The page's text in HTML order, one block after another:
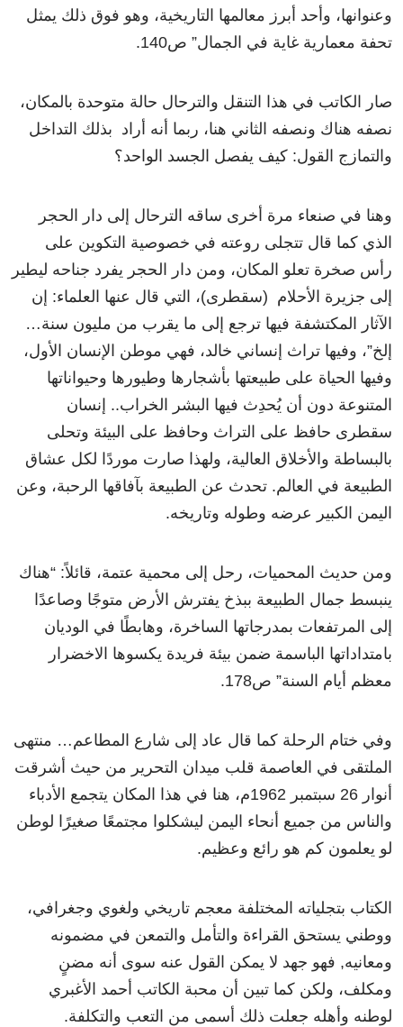
وعنوانها، وأحد أبرز معالمها التاريخية، وهو فوق ذلك يمثل
تحفة معمارية غاية في الجمال” ص140.
صار الكاتب في هذا التنقل والترحال حالة متوحدة بالمكان،
نصفه هناك ونصفه الثاني هنا، ربما أنه أراد بذلك التداخل
والتمازج القول: كيف يفصل الجسد الواحد؟
وهنا في صنعاء مرة أخرى ساقه الترحال إلى دار الحجر
الذي كما قال تتجلى روعته في خصوصية التكوين على
رأس صخرة تعلو المكان، ومن دار الحجر يفرد جناحه ليطير
إلى جزيرة الأحلام (سقطرى)، التي قال عنها العلماء: إن
الآثار المكتشفة فيها ترجع إلى ما يقرب من مليون سنة…
إلخ”، وفيها تراث إنساني خالد، فهي موطن الإنسان الأول،
وفيها الحياة على طبيعتها بأشجارها وطيورها وحيواناتها
المتنوعة دون أن يُحدِث فيها البشر الخراب.. إنسان
سقطرى حافظ على التراث وحافظ على البيئة وتحلى
بالبساطة والأخلاق العالية، ولهذا صارت موردًا لكل عشاق
الطبيعة في العالم. تحدث عن الطبيعة بآفاقها الرحبة، وعن
اليمن الكبير عرضه وطوله وتاريخه.
ومن حديث المحميات، رحل إلى محمية عتمة، قائلاً: “هناك
ينبسط جمال الطبيعة ببذخ يفترش الأرض متوجًا وصاعدًا
إلى المرتفعات بمدرجاتها الساخرة، وهابطًا في الوديان
بامتداداتها الباسمة ضمن بيئة فريدة يكسوها الاخضرار
معظم أيام السنة” ص178.
وفي ختام الرحلة كما قال عاد إلى شارع المطاعم… منتهى
الملتقى في العاصمة قلب ميدان التحرير من حيث أشرقت
أنوار 26 سبتمبر 1962م، هنا في هذا المكان يتجمع الأدباء
والناس من جميع أنحاء اليمن ليشكلوا مجتمعًا صغيرًا لوطن
لو يعلمون كم هو رائع وعظيم.
الكتاب بتجلياته المختلفة معجم تاريخي ولغوي وجغرافي،
ووطني يستحق القراءة والتأمل والتمعن في مضمونه
ومعانيه, فهو جهد لا يمكن القول عنه سوى أنه مضنٍ
ومكلف، ولكن كما تبين أن محبة الكاتب أحمد الأغبري
لوطنه وأهله جعلت ذلك أسمى من التعب والتكلفة.